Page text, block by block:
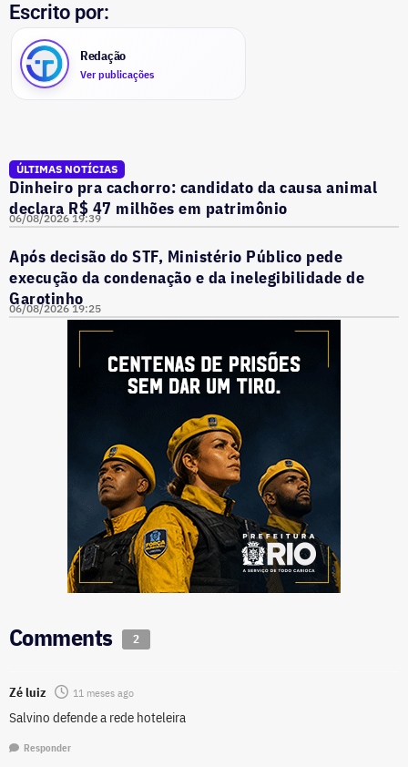
Escrito por:
Redação
Ver publicações
ÚLTIMAS NOTÍCIAS
Dinheiro pra cachorro: candidato da causa animal
declara R$ 47 milhões em patrimônio
06/08/2026 19:39
Após decisão do STF, Ministério Público pede
execução da condenação e da inelegibilidade de
Garotinho
06/08/2026 19:25
Comments 2
Zé luiz 11 meses ago
Salvino defende a rede hoteleira
Responder